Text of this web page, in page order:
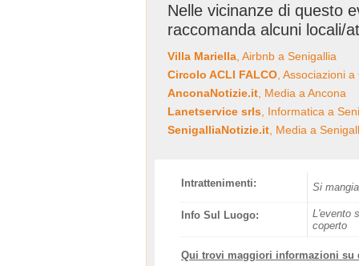
Nelle vicinanze di questo
raccomanda alcuni locali/
Villa Mariella , Airbnb a Senigallia
Circolo ACLI FALCO , Associazioni
AnconaNotizie.it , Media a Ancona
Lanetservice srls , Informatica a
SenigalliaNotizie.it , Media a
Intrattenimenti: Si
Info Sul Luogo:
L'evento
coperto
Qui trovi maggiori informazioni su